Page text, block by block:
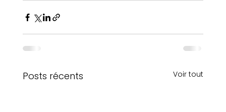
Posts récents Voir tout